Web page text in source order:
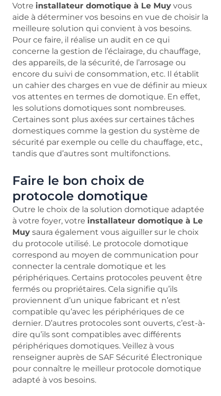
Votre installateur domotique à Le Muy vous
aide à déterminer vos besoins en vue de choisir la
meilleure solution qui convient à vos besoins.
Pour ce faire, il réalise un audit en ce qui
concerne la gestion de l’éclairage, du chauffage,
des appareils, de la sécurité, de l’arrosage ou
encore du suivi de consommation, etc. Il établit
un cahier des charges en vue de définir au mieux
vos attentes en termes de domotique. En effet,
les solutions domotiques sont nombreuses.
Certaines sont plus axées sur certaines tâches
domestiques comme la gestion du système de
sécurité par exemple ou celle du chauffage, etc.,
tandis que d’autres sont multifonctions.
Faire le bon choix de
protocole domotique
Outre le choix de la solution domotique adaptée
à votre foyer, votre installateur domotique à Le
Muy saura également vous aiguiller sur le choix
du protocole utilisé. Le protocole domotique
correspond au moyen de communication pour
connecter la centrale domotique et les
périphériques. Certains protocoles peuvent être
fermés ou propriétaires. Cela signifie qu’ils
proviennent d’un unique fabricant et n’est
compatible qu’avec les périphériques de ce
dernier. D’autres protocoles sont ouverts, c’est-à-
dire qu’ils sont compatibles avec différents
périphériques domotiques. Veillez à vous
renseigner auprès de SAF Sécurité Électronique
pour connaître le meilleur protocole domotique
adapté à vos besoins.